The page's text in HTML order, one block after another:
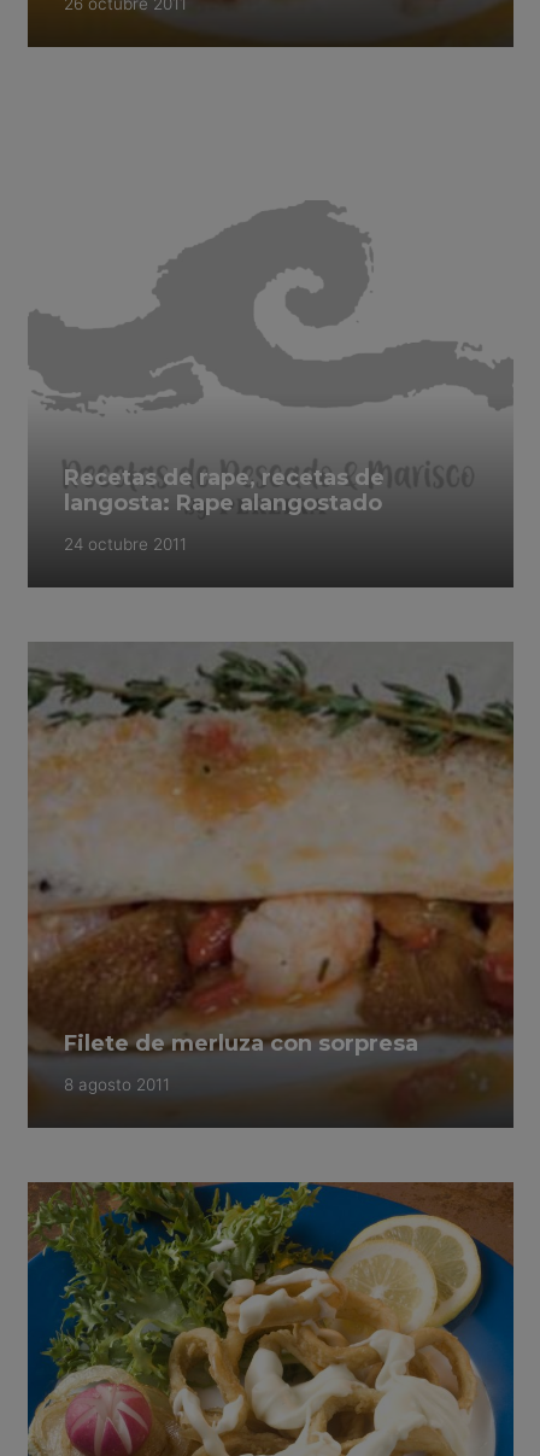
26 octubre 2011
Recetas de rape, recetas de
langosta: Rape alangostado
24 octubre 2011
Filete de merluza con sorpresa
8 agosto 2011